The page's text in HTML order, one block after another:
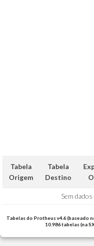
Tabela
Origem
Tabela
Destino
Sem
Tabelas do Protheus v4.6 (baseado
10.986 tabelas (na